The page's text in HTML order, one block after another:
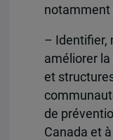
notamment
– Identifier,
améliorer
et
de
Canada et